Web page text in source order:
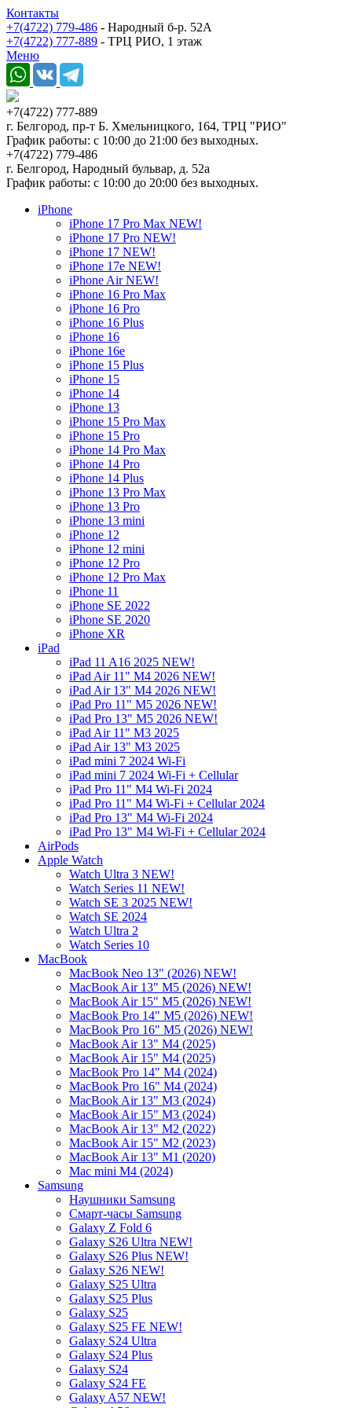
Контакты
+7(4722) 779-486 - Народный б-р. 52А
+7(4722) 777-889 - ТРЦ РИО, 1 этаж
Меню
+7(4722) 777-889
г. Белгород, пр-т Б. Хмельницкого, 164, ТРЦ "РИО"
График работы: с 10:00 до 21:00 без выходных.
+7(4722) 779-486
г. Белгород, Народный бульвар, д. 52а
График работы: с 10:00 до 20:00 без выходных.
iPhone
iPhone 17 Pro Max NEW!
iPhone 17 Pro NEW!
iPhone 17 NEW!
iPhone 17e NEW!
iPhone Air NEW!
iPhone 16 Pro Max
iPhone 16 Pro
iPhone 16 Plus
iPhone 16
iPhone 16e
iPhone 15 Plus
iPhone 15
iPhone 14
iPhone 13
iPhone 15 Pro Max
iPhone 15 Pro
iPhone 14 Pro Max
iPhone 14 Pro
iPhone 14 Plus
iPhone 13 Pro Max
iPhone 13 Pro
iPhone 13 mini
iPhone 12
iPhone 12 mini
iPhone 12 Pro
iPhone 12 Pro Max
iPhone 11
iPhone SE 2022
iPhone SE 2020
iPhone XR
iPad
iPad 11 A16 2025 NEW!
iPad Air 11" M4 2026 NEW!
iPad Air 13" M4 2026 NEW!
iPad Pro 11" M5 2026 NEW!
iPad Pro 13" M5 2026 NEW!
iPad Air 11" M3 2025
iPad Air 13" M3 2025
iPad mini 7 2024 Wi-Fi
iPad mini 7 2024 Wi-Fi + Cellular
iPad Pro 11" M4 Wi-Fi 2024
iPad Pro 11" M4 Wi-Fi + Cellular 2024
iPad Pro 13" M4 Wi-Fi 2024
iPad Pro 13" M4 Wi-Fi + Cellular 2024
AirPods
Apple Watch
Watch Ultra 3 NEW!
Watch Series 11 NEW!
Watch SE 3 2025 NEW!
Watch SE 2024
Watch Ultra 2
Watch Series 10
MacBook
MacBook Neo 13" (2026) NEW!
MacBook Air 13" M5 (2026) NEW!
MacBook Air 15" M5 (2026) NEW!
MacBook Pro 14" M5 (2026) NEW!
MacBook Pro 16" M5 (2026) NEW!
MacBook Air 13" M4 (2025)
MacBook Air 15" M4 (2025)
MacBook Pro 14" M4 (2024)
MacBook Pro 16" M4 (2024)
MacBook Air 13" M3 (2024)
MacBook Air 15" M3 (2024)
MacBook Air 13" M2 (2022)
MacBook Air 15" M2 (2023)
MacBook Air 13" M1 (2020)
Mac mini M4 (2024)
Samsung
Наушники Samsung
Смарт-часы Samsung
Galaxy Z Fold 6
Galaxy S26 Ultra NEW!
Galaxy S26 Plus NEW!
Galaxy S26 NEW!
Galaxy S25 Ultra
Galaxy S25 Plus
Galaxy S25
Galaxy S25 FE NEW!
Galaxy S24 Ultra
Galaxy S24 Plus
Galaxy S24
Galaxy S24 FE
Galaxy A57 NEW!